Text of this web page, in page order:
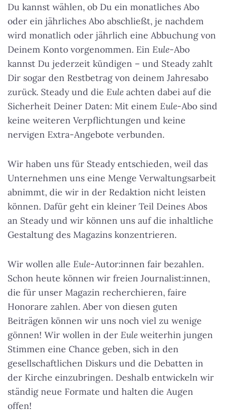
Du kannst wählen, ob Du ein monatliches Abo
oder ein jährliches Abo abschließt, je nachdem
wird monatlich oder jährlich eine Abbuchung von
Deinem Konto vorgenommen. Ein Eule-Abo
kannst Du jederzeit kündigen – und Steady zahlt
Dir sogar den Restbetrag von deinem Jahresabo
zurück. Steady und die Eule achten dabei auf die
Sicherheit Deiner Daten: Mit einem Eule-Abo sind
keine weiteren Verpflichtungen und keine
nervigen Extra-Angebote verbunden.
Wir haben uns für Steady entschieden, weil das
Unternehmen uns eine Menge Verwaltungsarbeit
abnimmt, die wir in der Redaktion nicht leisten
können. Dafür geht ein kleiner Teil Deines Abos
an Steady und wir können uns auf die inhaltliche
Gestaltung des Magazins konzentrieren.
Wir wollen alle Eule-Autor:innen fair bezahlen.
Schon heute können wir freien Journalist:innen,
die für unser Magazin recherchieren, faire
Honorare zahlen. Aber von diesen guten
Beiträgen können wir uns noch viel zu wenige
gönnen! Wir wollen in der Eule weiterhin jungen
Stimmen eine Chance geben, sich in den
gesellschaftlichen Diskurs und die Debatten in
der Kirche einzubringen. Deshalb entwickeln wir
ständig neue Formate und halten die Augen
offen!